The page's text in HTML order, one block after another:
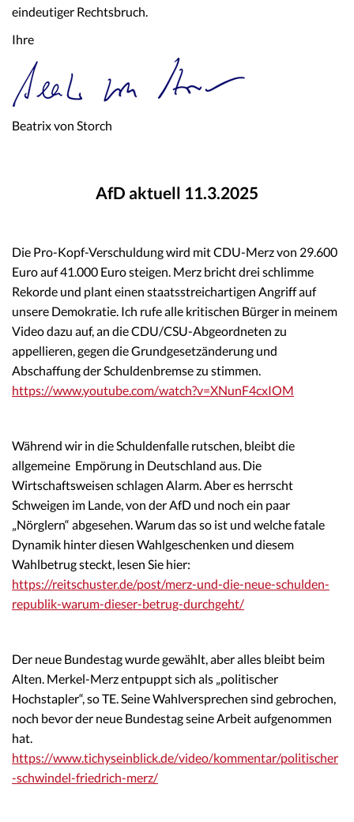
eindeutiger Rechtsbruch.
Ihre
Beatrix von Storch
AfD aktuell 11.3.2025
Die Pro-Kopf-Verschuldung wird mit CDU-Merz von 29.600
Euro auf 41.000 Euro steigen. Merz bricht drei schlimme
Rekorde und plant einen staatsstreichartigen Angriff auf
unsere Demokratie. Ich rufe alle kritischen Bürger in meinem
Video dazu auf, an die CDU/CSU-Abgeordneten zu
appellieren, gegen die Grundgesetzänderung und
Abschaffung der Schuldenbremse zu stimmen.
https://www.youtube.com/watch?v=XNunF4cxIOM
Während wir in die Schuldenfalle rutschen, bleibt die
allgemeine Empörung in Deutschland aus. Die
Wirtschaftsweisen schlagen Alarm. Aber es herrscht
Schweigen im Lande, von der AfD und noch ein paar
„Nörglern“ abgesehen. Warum das so ist und welche fatale
Dynamik hinter diesen Wahlgeschenken und diesem
Wahlbetrug steckt, lesen Sie hier:
https://reitschuster.de/post/merz-und-die-neue-schulden-
republik-warum-dieser-betrug-durchgeht/
Der neue Bundestag wurde gewählt, aber alles bleibt beim
Alten. Merkel-Merz entpuppt sich als „politischer
Hochstapler“, so TE. Seine Wahlversprechen sind gebrochen,
noch bevor der neue Bundestag seine Arbeit aufgenommen
hat.
https://www.tichyseinblick.de/video/kommentar/politischer
-schwindel-friedrich-merz/